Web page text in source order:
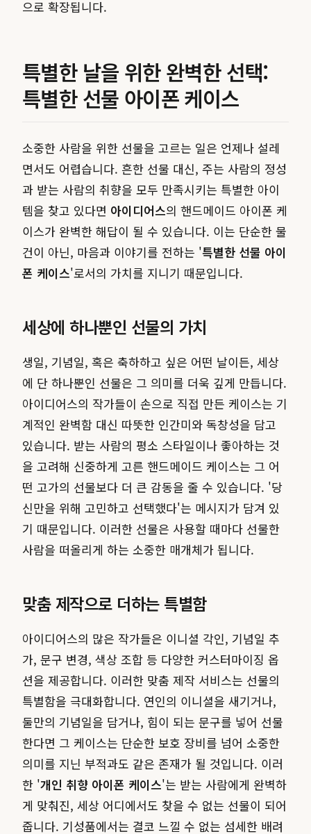
으로 확장됩니다.
특별한 날을 위한 완벽한 선택:
특별한 선물 아이폰 케이스
소중한 사람을 위한 선물을 고르는 일은 언제나 설레
면서도 어렵습니다. 흔한 선물 대신, 주는 사람의 정성
과 받는 사람의 취향을 모두 만족시키는 특별한 아이
템을 찾고 있다면 아이디어스의 핸드메이드 아이폰 케
이스가 완벽한 해답이 될 수 있습니다. 이는 단순한 물
건이 아닌, 마음과 이야기를 전하는 '특별한 선물 아이
폰 케이스'로서의 가치를 지니기 때문입니다.
세상에 하나뿐인 선물의 가치
생일, 기념일, 혹은 축하하고 싶은 어떤 날이든, 세상
에 단 하나뿐인 선물은 그 의미를 더욱 깊게 만듭니다.
아이디어스의 작가들이 손으로 직접 만든 케이스는 기
계적인 완벽함 대신 따뜻한 인간미와 독창성을 담고
있습니다. 받는 사람의 평소 스타일이나 좋아하는 것
을 고려해 신중하게 고른 핸드메이드 케이스는 그 어
떤 고가의 선물보다 더 큰 감동을 줄 수 있습니다. '당
신만을 위해 고민하고 선택했다'는 메시지가 담겨 있
기 때문입니다. 이러한 선물은 사용할 때마다 선물한
사람을 떠올리게 하는 소중한 매개체가 됩니다.
맞춤 제작으로 더하는 특별함
아이디어스의 많은 작가들은 이니셜 각인, 기념일 추
가, 문구 변경, 색상 조합 등 다양한 커스터마이징 옵
션을 제공합니다. 이러한 맞춤 제작 서비스는 선물의
특별함을 극대화합니다. 연인의 이니셜을 새기거나,
둘만의 기념일을 담거나, 힘이 되는 문구를 넣어 선물
한다면 그 케이스는 단순한 보호 장비를 넘어 소중한
의미를 지닌 부적과도 같은 존재가 될 것입니다. 이러
한 '개인 취향 아이폰 케이스'는 받는 사람에게 완벽하
게 맞춰진, 세상 어디에서도 찾을 수 없는 선물이 되어
줍니다. 기성품에서는 결코 느낄 수 없는 섬세한 배려